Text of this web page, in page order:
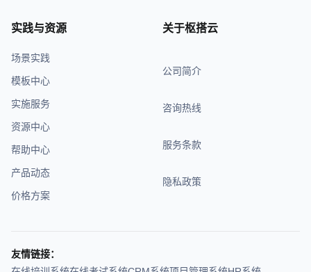
实践与资源
场景实践
模板中心
实施服务
资源中心
帮助中心
产品动态
价格方案
关于枢搭云
公司简介
咨询热线
服务条款
隐私政策
友情链接：